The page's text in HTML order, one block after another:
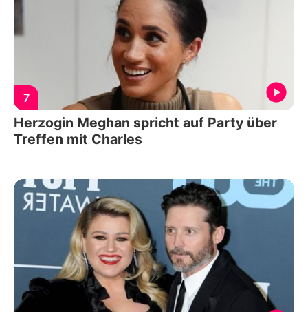
7
Herzogin Meghan spricht auf Party über
Treffen mit Charles